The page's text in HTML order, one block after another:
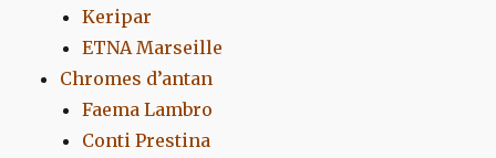
Keripar
ETNA Marseille
Chromes d’antan
Faema Lambro
Conti Prestina